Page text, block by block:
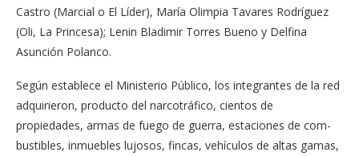
Castro (Mar­cial o El Líder), María Olim­pia Tavares Rodríguez
(Oli, La Princesa); Lenin Bladi­mir Torres Bueno y Delfina
Asunción Polanco.
Según establece el Minis­terio Público, los integrantes de la red
adquirieron, produc­to del narcotráfico, cientos de
propiedades, armas de fuego de guerra, estaciones de com­
bustibles, inmuebles lujosos, fincas, vehículos de altas ga­mas,